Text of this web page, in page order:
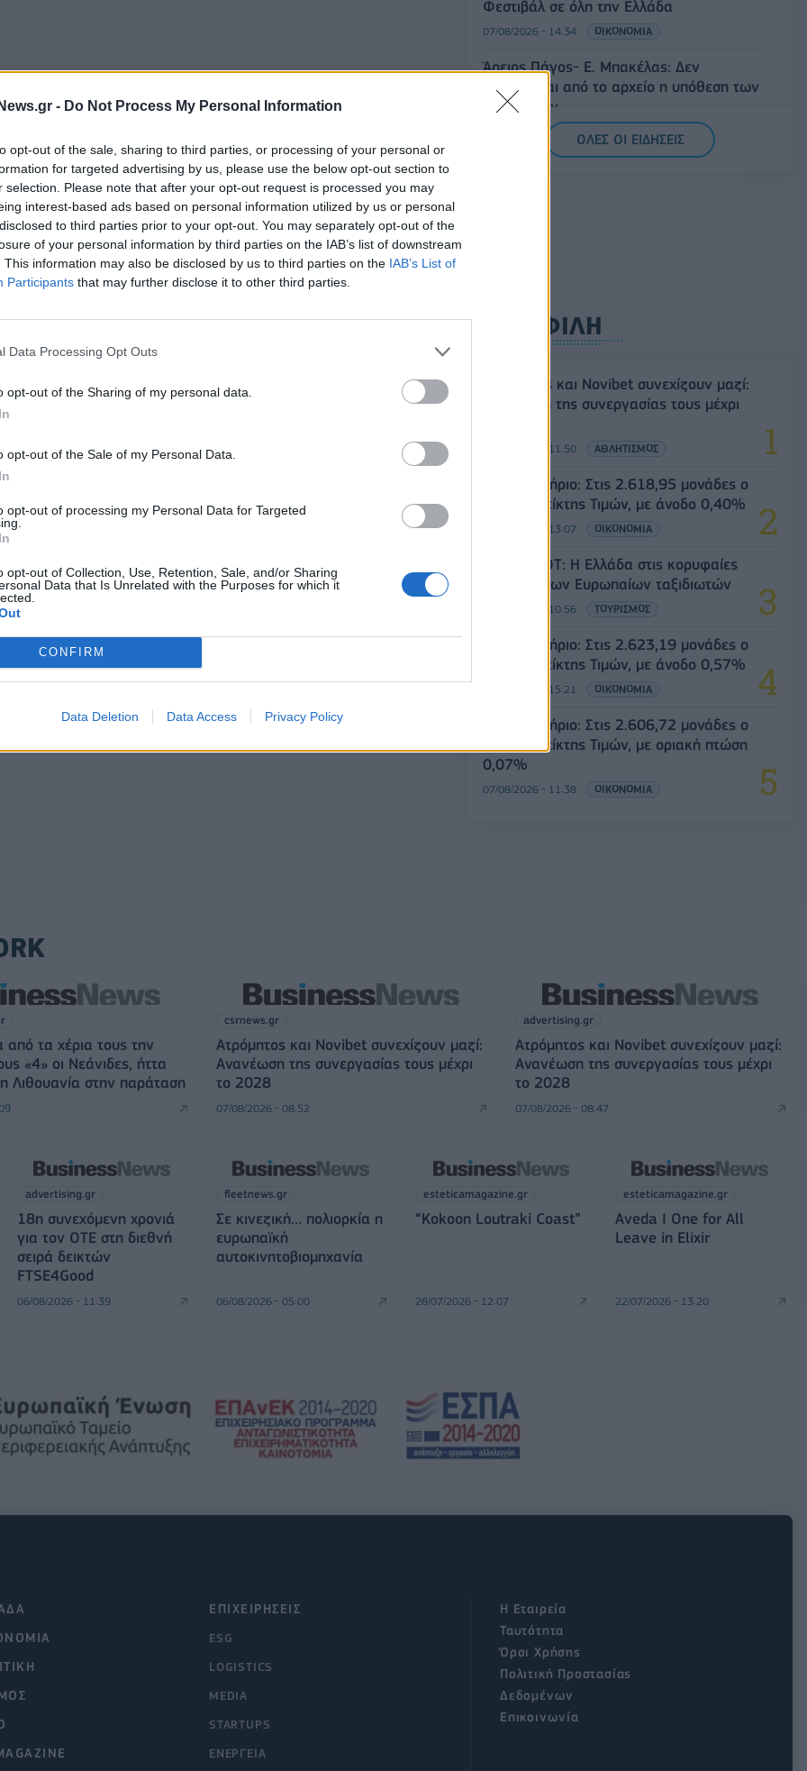
- Do Not Process My Personal Information
opt-out of the sale, sharing to third parties, or processing of your personal or
for targeted advertising by us, please use the below opt-out section to
selection. Please note that after your opt-out request is processed you may
interest-based ads based on personal information utilized by us or personal
to third parties prior to your opt-out. You may separately opt-out of the
of your personal information by third parties on the IAB’s list of downstream
This information may also be disclosed by us to third parties on the IAB’s List of
Participants that may further disclose it to other third parties.
Data Processing Opt Outs
opt-out of the Sharing of my personal data.
opt-out of the Sale of my Personal Data.
opt-out of processing my Personal Data for Targeted
opt-out of Collection, Use, Retention, Sale, and/or Sharing
Data that Is Unrelated with the Purposes for which it
CONFIRM
Data Deletion Data Access Privacy Policy
Φεστιβάλ σε όλη την Ελλάδα
07/08/2026 - 14:34 ΟΙΚΟΝΟΜΙΑ
Άρειος Πάγος- Ε. Μπακέλας: Δεν
ανασύρεται από το αρχείο η υπόθεση των
υποκλοπών
07/08/2026 - 14:11 ΕΛΛΑΔΑ
ΟΛΕΣ ΟΙ ΕΙΔΗΣΕΙΣ
ΔΗΜΟΦΙΛΗ
Ατρόμητος και Novibet συνεχίζουν μαζί:
Ανανέωση της συνεργασίας τους μέχρι
07/08/2026 - 11:50 ΑΘΛΗΤΙΣΜΟΣ
Χρηματιστήριο: Στις 2.618,95 μονάδες ο
Γενικός Δείκτης Τιμών, με άνοδο 0,40%
07/08/2026 - 13:07 ΟΙΚΟΝΟΜΙΑ
Έρευνα ΕΟΤ: Η Ελλάδα στις κορυφαίες
επιλογές των Ευρωπαίων ταξιδιωτών
07/08/2026 - 10:56 ΤΟΥΡΙΣΜΟΣ
Χρηματιστήριο: Στις 2.623,19 μονάδες ο
Γενικός Δείκτης Τιμών, με άνοδο 0,57%
07/08/2026 - 15:21 ΟΙΚΟΝΟΜΙΑ
Χρηματιστήριο: Στις 2.606,72 μονάδες ο
Γενικός Δείκτης Τιμών, με οριακή πτώση
0,07%
07/08/2026 - 11:38 ΟΙΚΟΝΟΜΙΑ
τα χέρια τους την
«4» οι Νεάνιδες, ήττα
Λιθουανία στην παράταση
csrnews.gr
Ατρόμητος και Novibet συνεχίζουν μαζί:
Ανανέωση της συνεργασίας τους μέχρι
το 2028
07/08/2026 - 08:52
advertising.gr
Ατρόμητος και Novibet συνεχίζουν μαζί:
Ανανέωση της συνεργασίας τους μέχρι
το 2028
07/08/2026 - 08:47
advertising.gr
18η συνεχόμενη χρονιά
για τον ΟΤΕ στη διεθνή
σειρά δεικτών
FTSE4Good
06/08/2026 - 11:39
fleetnews.gr
Σε κινεζική… πολιορκία η
ευρωπαϊκή
αυτοκινητοβιομηχανία
06/08/2026 - 05:00
esteticamagazine.gr
“Kokoon Loutraki Coast”
28/07/2026 - 12:07
esteticamagazine.gr
Aveda I One for All
Leave in Elixir
22/07/2026 - 13:20
ΕΠΙΧΕΙΡΗΣΕΙΣ
ESG
LOGISTICS
MEDIA
STARTUPS
ΕΝΕΡΓΕΙΑ
Η Εταιρεία
Ταυτότητα
Όροι Χρήσης
Πολιτική Προστασίας
Δεδομένων
Επικοινωνία